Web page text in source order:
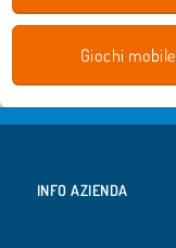
Giochi mobile
INFO AZIENDA